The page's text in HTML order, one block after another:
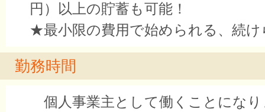
円）以上の貯蓄も可能！
★最小限の費用で始められる、続け
勤務時間
個人事業主として働くことにな